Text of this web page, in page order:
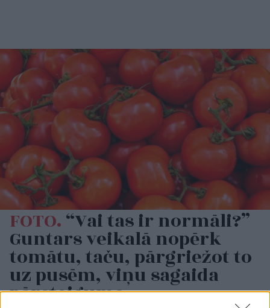
FOTO.“Vai tas ir normāli?”
Guntars veikalā nopērk
tomātu, taču, pārgriežot to
uz pusēm, viņu sagaida
pārsteigums